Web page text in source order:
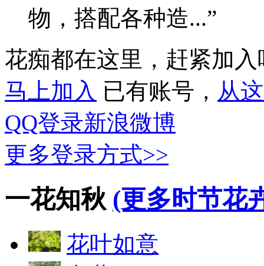
物，搭配各种造...”
花痴都在这里，赶紧加入
马上加入 已有账号， 从
QQ登录新浪微博
更多登录方式>>
一花知秋 (更多时节花
花叶如意